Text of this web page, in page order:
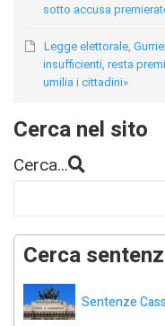
sotto accusa
Legge elettorale,
insufficienti, resta
umilia i cittadini»
Cerca nel sito
Cerca...
Cerca
Sentenze